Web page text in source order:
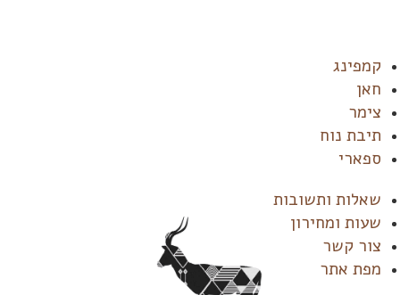
קמפינג
חאן
צימר
תיבת נוח
ספארי
שאלות ותשובות
שעות ומחירון
צור קשר
מפת אתר